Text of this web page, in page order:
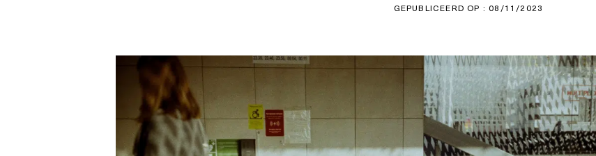
GEPUBLICEERD OP : 08/11/2023